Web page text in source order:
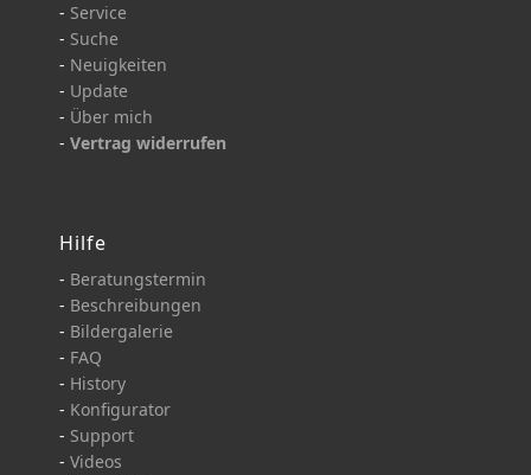
- Service
- Suche
- Neuigkeiten
- Update
- Über mich
- Vertrag widerrufen
Hilfe
- Beratungstermin
- Beschreibungen
- Bildergalerie
- FAQ
- History
- Konfigurator
- Support
- Videos